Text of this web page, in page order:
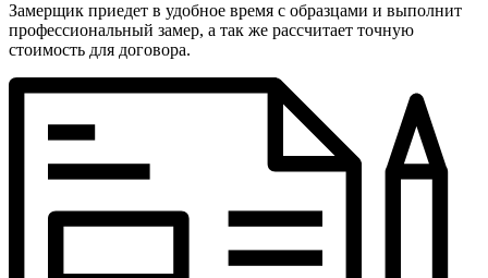
Замерщик приедет в удобное время с образцами и выполнит
профессиональный замер, а так же рассчитает точную
стоимость для договора.